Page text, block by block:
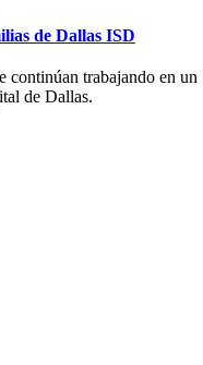
de Dallas ISD
continúan trabajando en un
de Dallas.